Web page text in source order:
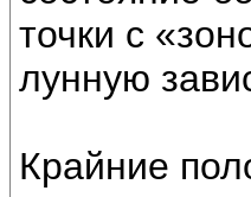
точки с
лунную
Крайние